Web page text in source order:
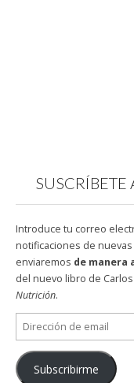
SUSCRÍBETE
Introduce tu correo
notificaciones de
enviaremos de
del nuevo libro de
Nutrición.
Dirección
de
email
Subscribirme